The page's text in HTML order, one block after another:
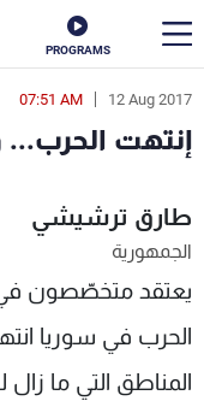
PROGRAMS
12 Aug 2017
07:51 AM
إنتهت الحرب...
طارق ترشيشي
الجمهورية
يعتقد متخصّصون في
الحرب في سوريا
المناطق التي ما
en
الأخبار
سياسة
منوعات
كأس العالم